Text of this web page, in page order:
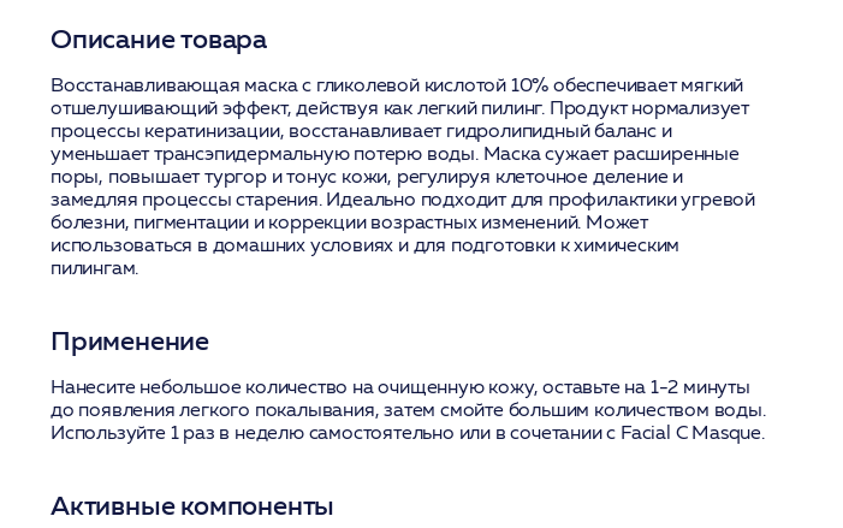
Описание товара
Восстанавливающая маска с гликолевой кислотой 10% обеспечивает мягкий
отшелушивающий эффект, действуя как легкий пилинг. Продукт нормализует
процессы кератинизации, восстанавливает гидролипидный баланс и
уменьшает трансэпидермальную потерю воды. Маска сужает расширенные
поры, повышает тургор и тонус кожи, регулируя клеточное деление и
замедляя процессы старения. Идеально подходит для профилактики угревой
болезни, пигментации и коррекции возрастных изменений. Может
использоваться в домашних условиях и для подготовки к химическим
пилингам.
Применение
Нанесите небольшое количество на очищенную кожу, оставьте на 1-2 минуты
до появления легкого покалывания, затем смойте большим количеством воды.
Используйте 1 раз в неделю самостоятельно или в сочетании с Facial C Masque.
Активные компоненты